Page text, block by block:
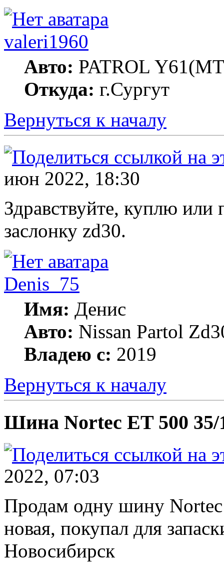
valeri1960
Авто: PATROL
Откуда: г.Сургут
Вернуться к началу
июн 2022, 18:30
Здравствуйте, куплю
заслонку zd30.
Denis_75
Имя: Денис
Авто: Nissan Partol
Владею с: 2019
Вернуться к началу
Шина Nortec ET 500 35/
2022, 07:03
Продам одну шину
новая, покупал для
Новосибирск